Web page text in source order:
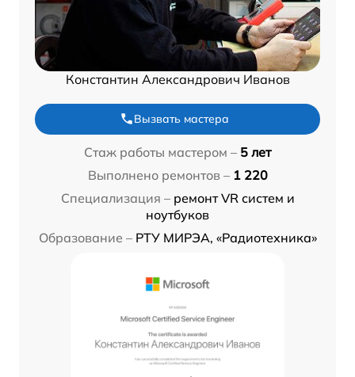
Константин Александрович Иванов
Вызвать мастера
Стаж работы мастером – 5 лет
Выполнено ремонтов – 1 220
Специализация – ремонт VR систем и
ноутбуков
Образование – РТУ МИРЭА, «Радиотехника»